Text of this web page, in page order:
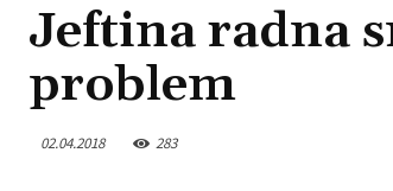
Jeftina radna
problem
02.04.2018 283